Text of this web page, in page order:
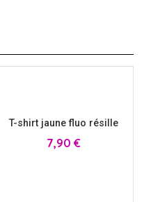
T-shirt jaune fluo résille
Prix
7,90 €